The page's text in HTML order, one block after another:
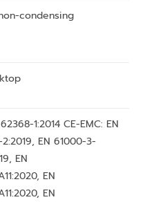
condensing
1:2014 CE-EMC: EN
EN 61000-3-
EN
EN
EN